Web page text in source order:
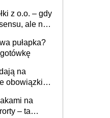
z o.o. – gdy
ale nie
pułapka?
na
obowiązki w
na
– ta